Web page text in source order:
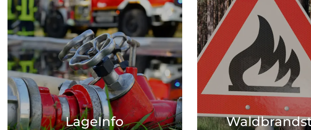
LageInfo
LageInfo
Aktuelle Informationen zu Hochwasser,
Naturgefahren und Warnlagen im Landkreis
Wittenberg
Mehr zum Thema
Hier finden Sie die aktuellen
Landkreis.
Mehr zum Thema